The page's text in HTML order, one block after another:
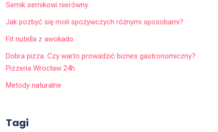
Sernik sernikowi nierówny.
Jak pozbyć się moli spożywczych różnymi sposobami?
Fit nutella z awokado
Dobra pizza. Czy warto prowadzić biznes gastronomiczny?
Pizzeria Wrocław 24h
Metody naturalne
Tagi